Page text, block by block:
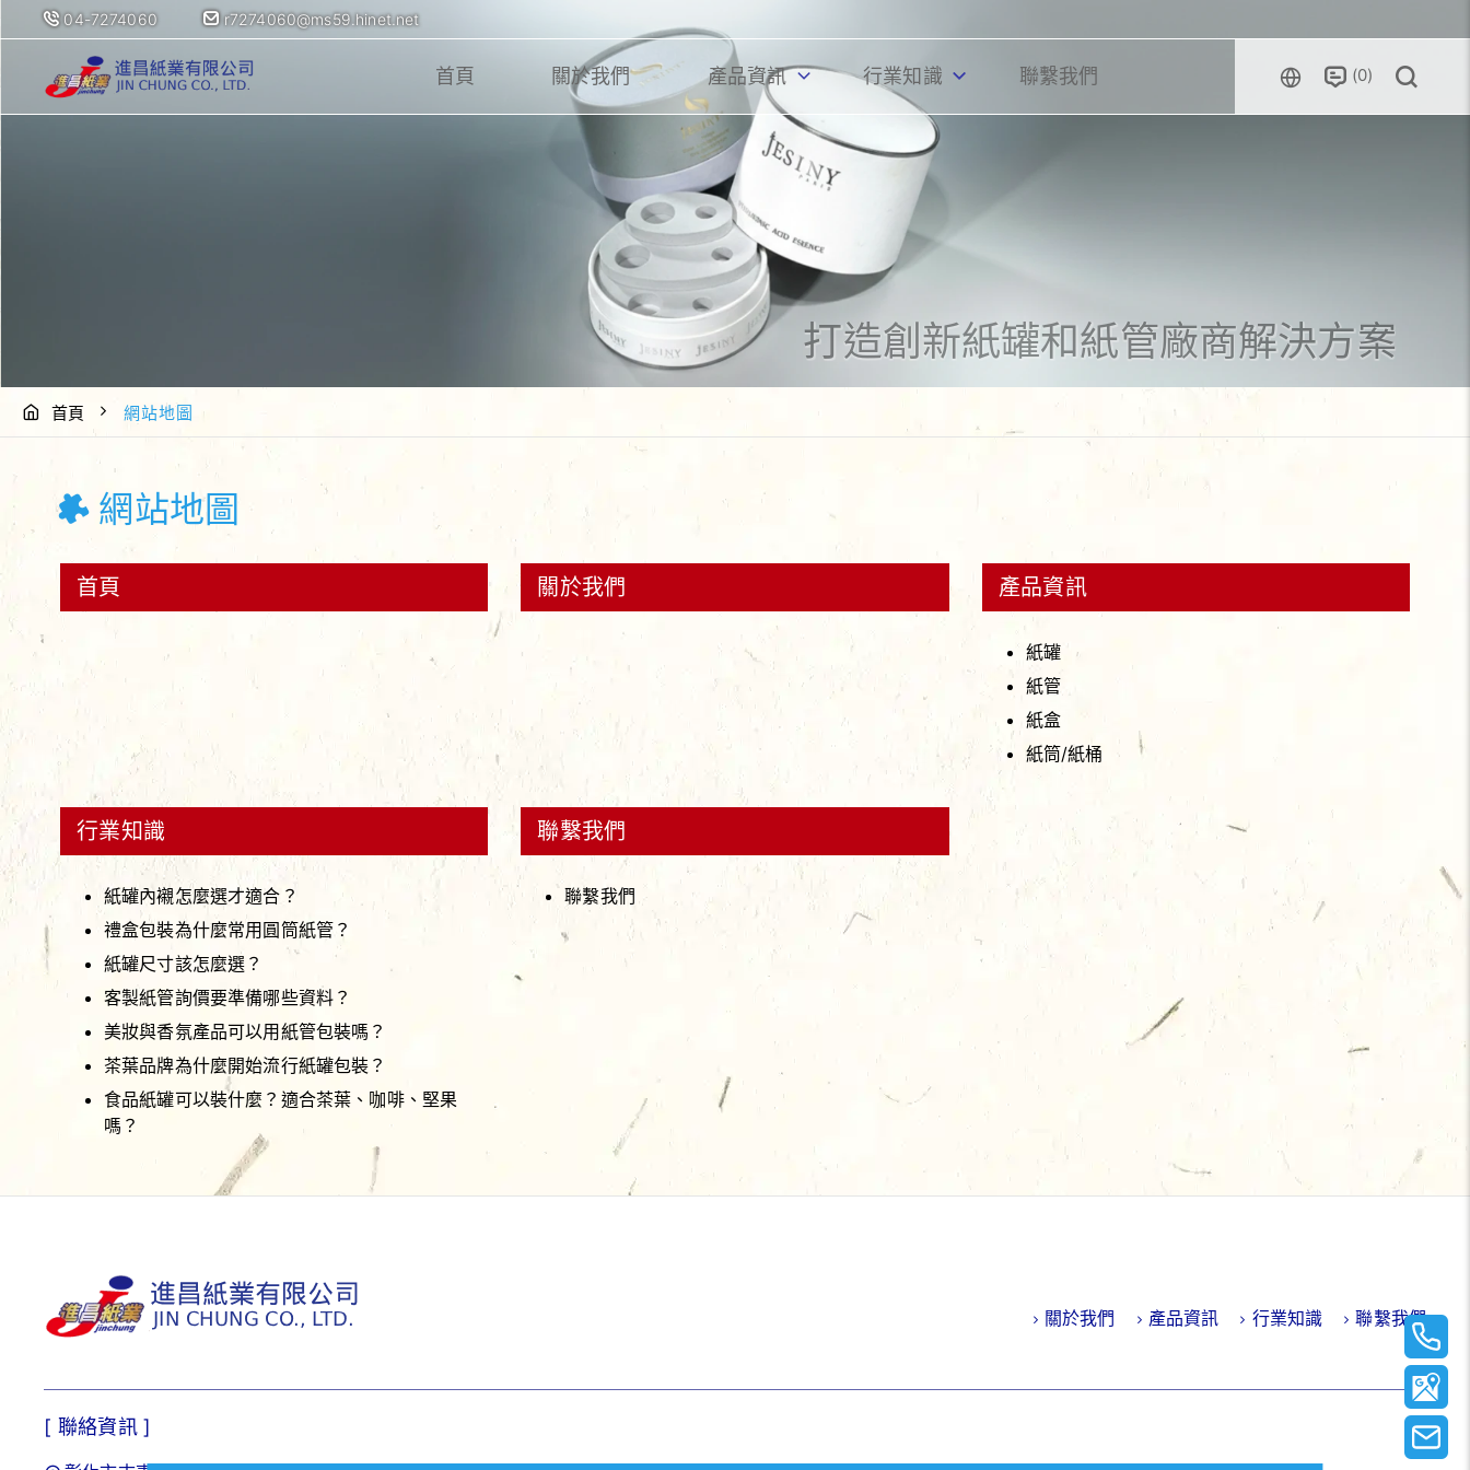
04-7274060 r7274060@ms59.hinet.net
首頁 關於我們 產品資訊 行業知識 聯繫我們 0
打造創新紙罐和紙管廠商解決方案
首頁 網站地圖
網站地圖
首頁 關於我們 產品資訊
紙罐
紙管
紙盒
紙筒/紙桶
行業知識
紙罐內襯怎麼選才適合？
禮盒包裝為什麼常用圓筒紙管？
紙罐尺寸該怎麼選？
客製紙管詢價要準備哪些資料？
美妝與香氛產品可以用紙管包裝嗎？
茶葉品牌為什麼開始流行紙罐包裝？
食品紙罐可以裝什麼？適合茶葉、咖啡、堅果
嗎？
聯繫我們
聯繫我們
關於我們 產品資訊 行業知識 聯繫我們
[ 聯絡資訊 ]